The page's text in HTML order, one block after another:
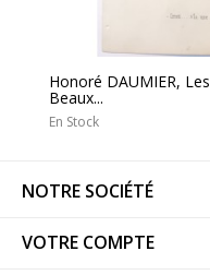
Honoré DAUMIER, Les
Beaux...
En Stock
NOTRE SOCIÉTÉ
VOTRE COMPTE